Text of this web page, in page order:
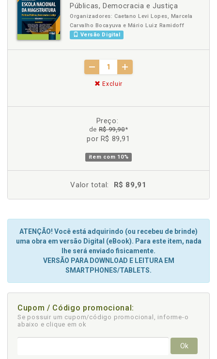
Públicas, Democracia e Justiça
Organizadores: Caetano Levi Lopes, Marcela
Carvalho Bocayuva e Mário Luiz Ramidoff
Versão Digital
Excluir
Preço:
deR$ 99,90*
por R$ 89,91
item com 10%
Valor total: R$ 89,91
ATENÇÃO! Você está adquirindo (ou recebeu de brinde)
uma obra em versão Digital (eBook). Para este item, nada
lhe será enviado fisicamente.
VERSÃO PARA DOWNLOAD E LEITURA EM
SMARTPHONES/TABLETS.
Cupom / Código promocional:
Se possuir um cupom/código promocional, informe-o
abaixo e clique em ok
Ok